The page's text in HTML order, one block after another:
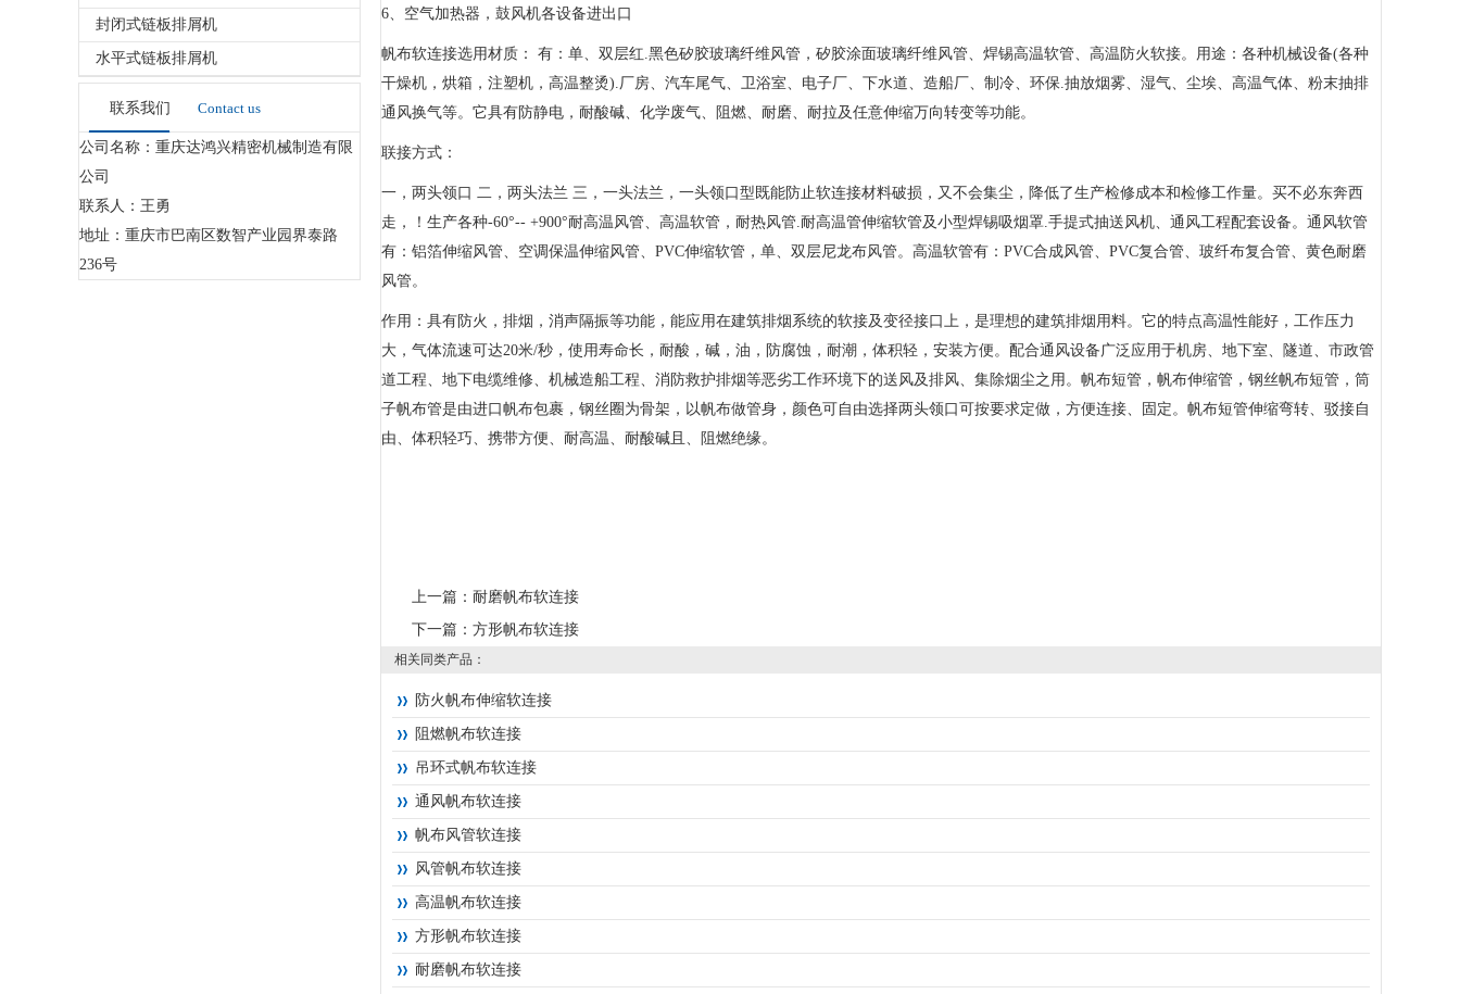
封闭式链板排屑机
水平式链板排屑机
联系我们 Contact us
公司名称：重庆达鸿兴精密机械制造有限
公司
联系人：王勇
地址：重庆市巴南区数智产业园界泰路
236号
6、空气加热器，鼓风机各设备进出口
帆布软连接选用材质： 有：单、双层红.黑色矽胶玻璃纤维风管，矽胶涂面玻璃纤维风管、焊锡高温软管、高温防火软接。用途：各种机械设备(各种
干燥机，烘箱，注塑机，高温整烫).厂房、汽车尾气、卫浴室、电子厂、下水道、造船厂、制冷、环保.抽放烟雾、湿气、尘埃、高温气体、粉末抽排
通风换气等。它具有防静电，耐酸碱、化学废气、阻燃、耐磨、耐拉及任意伸缩万向转变等功能。
联接方式：
一，两头领口 二，两头法兰 三，一头法兰，一头领口型既能防止软连接材料破损，又不会集尘，降低了生产检修成本和检修工作量。买不必东奔西
走，！生产各种-60°-- +900°耐高温风管、高温软管，耐热风管.耐高温管伸缩软管及小型焊锡吸烟罩.手提式抽送风机、通风工程配套设备。通风软管
有：铝箔伸缩风管、空调保温伸缩风管、PVC伸缩软管，单、双层尼龙布风管。高温软管有：PVC合成风管、PVC复合管、玻纤布复合管、黄色耐磨
风管。
作用：具有防火，排烟，消声隔振等功能，能应用在建筑排烟系统的软接及变径接口上，是理想的建筑排烟用料。它的特点高温性能好，工作压力
大，气体流速可达20米/秒，使用寿命长，耐酸，碱，油，防腐蚀，耐潮，体积轻，安装方便。配合通风设备广泛应用于机房、地下室、隧道、市政管
道工程、地下电缆维修、机械造船工程、消防救护排烟等恶劣工作环境下的送风及排风、集除烟尘之用。帆布短管，帆布伸缩管，钢丝帆布短管，筒
子帆布管是由进口帆布包裹，钢丝圈为骨架，以帆布做管身，颜色可自由选择两头领口可按要求定做，方便连接、固定。帆布短管伸缩弯转、驳接自
由、体积轻巧、携带方便、耐高温、耐酸碱且、阻燃绝缘。
上一篇： 耐磨帆布软连接
下一篇： 方形帆布软连接
相关同类产品：
防火帆布伸缩软连接
阻燃帆布软连接
吊环式帆布软连接
通风帆布软连接
帆布风管软连接
风管帆布软连接
高温帆布软连接
方形帆布软连接
耐磨帆布软连接